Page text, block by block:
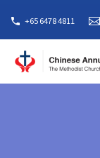
+65 6478 4811